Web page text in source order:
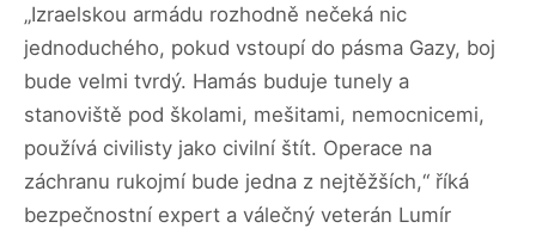
„Izraelskou armádu rozhodně nečeká nic
jednoduchého, pokud vstoupí do pásma Gazy, boj
bude velmi tvrdý. Hamás buduje tunely a
stanoviště pod školami, mešitami, nemocnicemi,
používá civilisty jako civilní štít. Operace na
záchranu rukojmí bude jedna z nejtěžších,“ říká
bezpečnostní expert a válečný veterán Lumír